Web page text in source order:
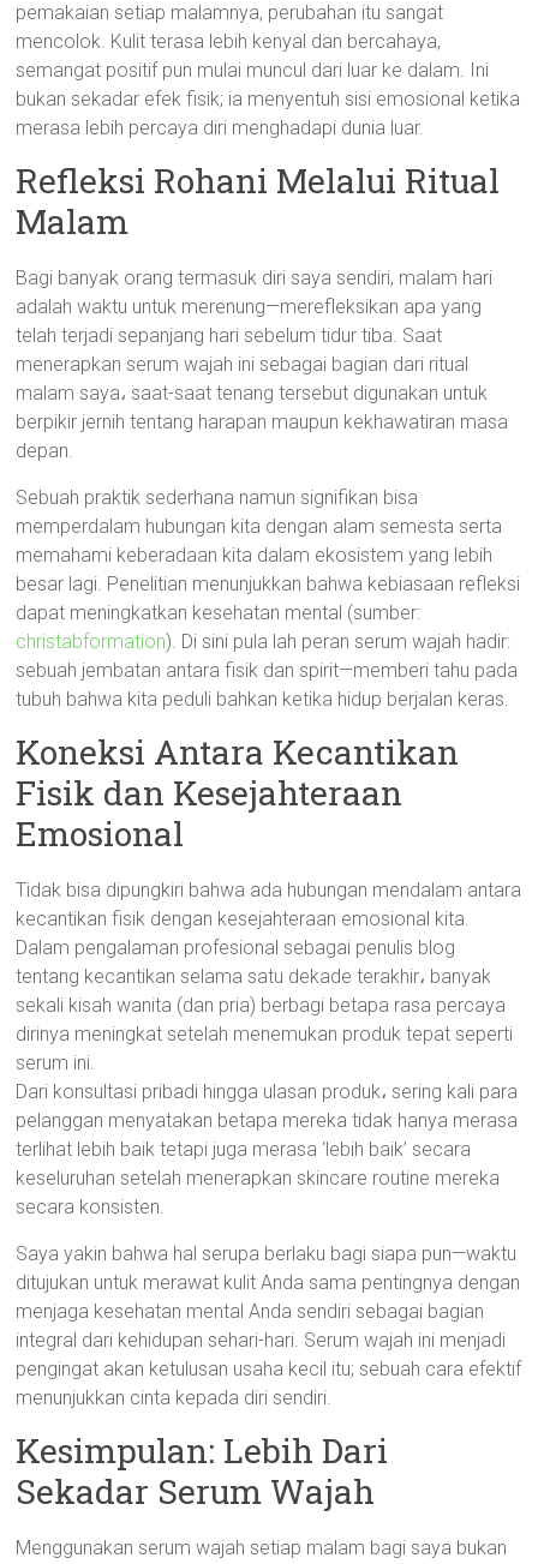
pemakaian setiap malamnya, perubahan itu sangat
mencolok. Kulit terasa lebih kenyal dan bercahaya,
semangat positif pun mulai muncul dari luar ke dalam. Ini
bukan sekadar efek fisik; ia menyentuh sisi emosional ketika
merasa lebih percaya diri menghadapi dunia luar.
Refleksi Rohani Melalui Ritual
Malam
Bagi banyak orang termasuk diri saya sendiri, malam hari
adalah waktu untuk merenung—merefleksikan apa yang
telah terjadi sepanjang hari sebelum tidur tiba. Saat
menerapkan serum wajah ini sebagai bagian dari ritual
malam saya، saat-saat tenang tersebut digunakan untuk
berpikir jernih tentang harapan maupun kekhawatiran masa
depan.
Sebuah praktik sederhana namun signifikan bisa
memperdalam hubungan kita dengan alam semesta serta
memahami keberadaan kita dalam ekosistem yang lebih
besar lagi. Penelitian menunjukkan bahwa kebiasaan refleksi
dapat meningkatkan kesehatan mental (sumber:
christabformation). Di sini pula lah peran serum wajah hadir:
sebuah jembatan antara fisik dan spirit—memberi tahu pada
tubuh bahwa kita peduli bahkan ketika hidup berjalan keras.
Koneksi Antara Kecantikan
Fisik dan Kesejahteraan
Emosional
Tidak bisa dipungkiri bahwa ada hubungan mendalam antara
kecantikan fisik dengan kesejahteraan emosional kita.
Dalam pengalaman profesional sebagai penulis blog
tentang kecantikan selama satu dekade terakhir، banyak
sekali kisah wanita (dan pria) berbagi betapa rasa percaya
dirinya meningkat setelah menemukan produk tepat seperti
serum ini.
Dari konsultasi pribadi hingga ulasan produk، sering kali para
pelanggan menyatakan betapa mereka tidak hanya merasa
terlihat lebih baik tetapi juga merasa ‘lebih baik’ secara
keseluruhan setelah menerapkan skincare routine mereka
secara konsisten.
Saya yakin bahwa hal serupa berlaku bagi siapa pun—waktu
ditujukan untuk merawat kulit Anda sama pentingnya dengan
menjaga kesehatan mental Anda sendiri sebagai bagian
integral dari kehidupan sehari-hari. Serum wajah ini menjadi
pengingat akan ketulusan usaha kecil itu; sebuah cara efektif
menunjukkan cinta kepada diri sendiri.
Kesimpulan: Lebih Dari
Sekadar Serum Wajah
Menggunakan serum wajah setiap malam bagi saya bukan